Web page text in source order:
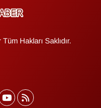
Hakları Saklıdır.